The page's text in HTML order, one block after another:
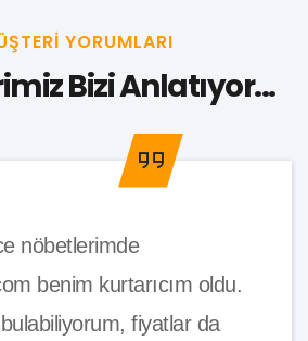
YORUMLARI
Bizi Anlatıyor...
nöbetlerimde
benim kurtarıcım oldu.
fiyatlar da